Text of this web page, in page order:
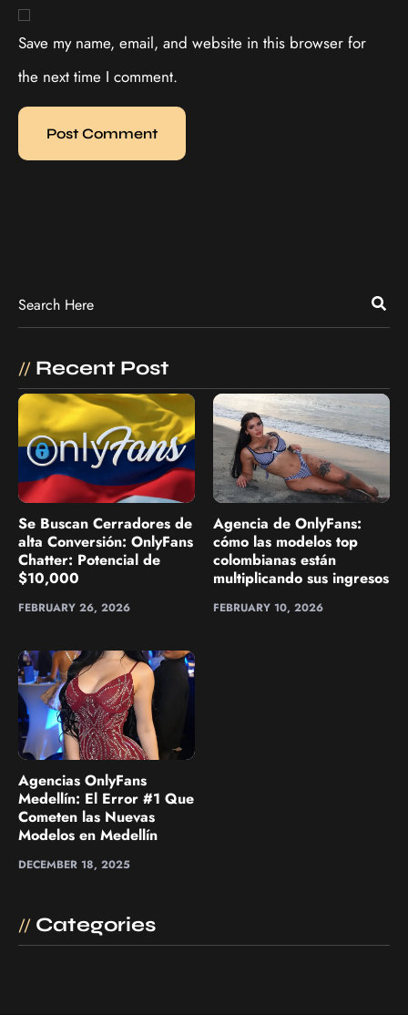
Save my name, email, and website in this browser for
the next time I comment.
// Recent Post
Se Buscan Cerradores de
alta Conversión: OnlyFans
Chatter: Potencial de
$10,000
FEBRUARY 26, 2026
Agencia de OnlyFans:
cómo las modelos top
colombianas están
multiplicando sus ingresos
FEBRUARY 10, 2026
Agencias OnlyFans
Medellín: El Error #1 Que
Cometen las Nuevas
Modelos en Medellín
DECEMBER 18, 2025
// Categories